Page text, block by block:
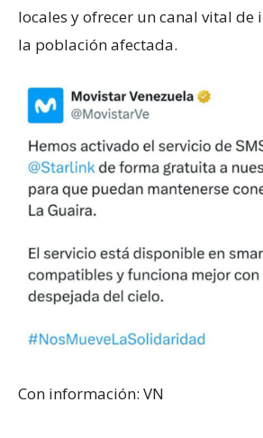
locales y ofrecer un canal vital
la población afectada.
Con información: VN